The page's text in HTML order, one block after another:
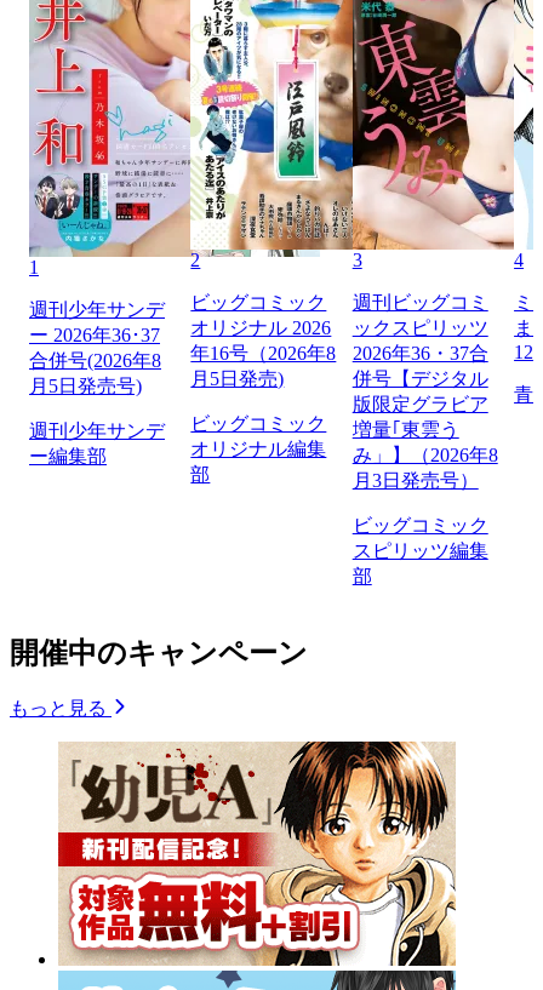
1
週刊少年サンデ
ー 2026年36･37
合併号(2026年8
月5日発売号)
週刊少年サンデ
ー編集部
2
ビッグコミック
オリジナル 2026
年16号（2026年8
月5日発売)
ビッグコミック
オリジナル編集
部
3
週刊ビッグコミ
ックスピリッツ
2026年36・37合
併号【デジタル
版限定グラビア
増量｢東雲う
み」】（2026年8
月3日発売号）
ビッグコミック
スピリッツ編集
部
4
ミ
ま
129
青
開催中のキャンペーン
もっと見る